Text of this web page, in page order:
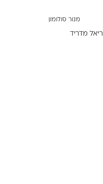
מנור סולומון
ריאל מדריד